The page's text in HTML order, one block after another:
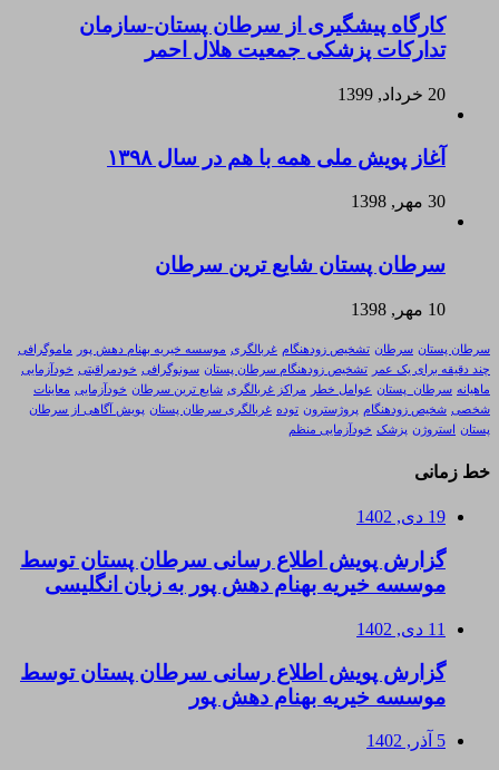
کارگاه پیشگیری از سرطان پستان-سازمان
تدارکات پزشکی جمعیت هلال احمر
20 خرداد, 1399
آغاز پویش ملی همه با هم در سال ۱۳۹۸
30 مهر, 1398
سرطان پستان شایع ترین سرطان
10 مهر, 1398
سرطان پستان سرطان تشخیص زودهنگام غربالگری موسسه خیریه بهنام دهش پور
ماموگرافی
چند دقیقه برای یک عمر
تشخیص زودهنگام سرطان پستان سونوگرافی خودمراقبتی خودآزمایی
ماهیانه سرطان_پستان عوامل خطر مراکز غربالگری شایع ترین سرطان خودآزمایی معاینات
شخصی شخیص زودهنگام پروژسترون توده غربالگری سرطان پستان پویش آگاهی از سرطان
پستان
استروژن پزشک خودآزمایی منظم
خط زمانی
19 دی, 1402
گزارش پویش اطلاع رسانی سرطان پستان توسط
موسسه خیریه بهنام دهش پور به زبان انگلیسی
11 دی, 1402
گزارش پویش اطلاع رسانی سرطان پستان توسط
موسسه خیریه بهنام دهش پور
5 آذر, 1402